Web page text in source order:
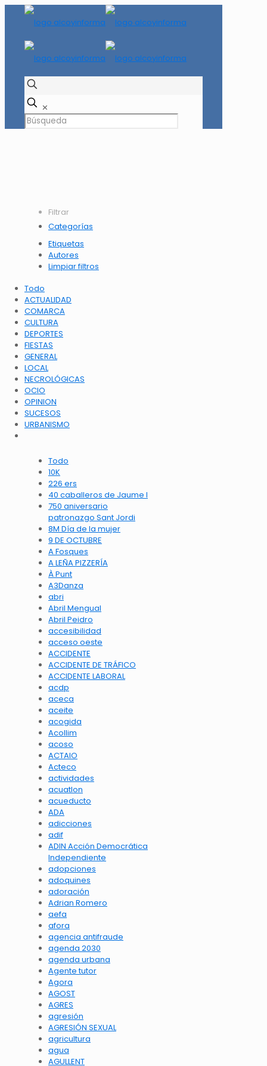
✕
Filtrar
Categorías
Etiquetas
Autores
Limpiar filtros
Todo
ACTUALIDAD
COMARCA
CULTURA
DEPORTES
FIESTAS
GENERAL
LOCAL
NECROLÓGICAS
OCIO
OPINION
SUCESOS
URBANISMO
Todo
10K
226 ers
40 caballeros de Jaume I
750 aniversario
patronazgo Sant Jordi
8M Día de la mujer
9 DE OCTUBRE
A Fosques
A LEÑA PIZZERÍA
À Punt
A3Danza
abri
Abril Mengual
Abril Peidro
accesibilidad
acceso oeste
ACCIDENTE
ACCIDENTE DE TRÁFICO
ACCIDENTE LABORAL
acdp
aceca
aceite
acogida
Acollim
acoso
ACTAIO
Acteco
actividades
acuatlon
acueducto
ADA
adicciones
adif
ADIN Acción Democrática
Independiente
adopciones
adoquines
adoración
Adrian Romero
aefa
afora
agencia antifraude
agenda 2030
agenda urbana
Agente tutor
Agora
AGOST
AGRES
agresión
AGRESIÓN SEXUAL
agricultura
agua
AGULLENT